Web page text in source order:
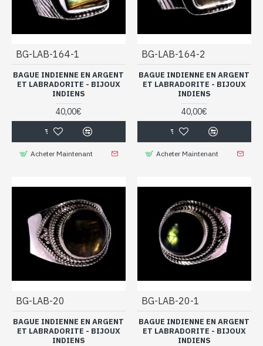
BG-LAB-164-1
BAGUE INDIENNE EN ARGENT
ET LABRADORITE - BIJOUX
INDIENS
40,00€
Acheter Maintenant
BG-LAB-164-2
BAGUE INDIENNE EN ARGENT
ET LABRADORITE - BIJOUX
INDIENS
40,00€
Acheter Maintenant
BG-LAB-20
BAGUE INDIENNE EN ARGENT
ET LABRADORITE - BIJOUX
INDIENS
BG-LAB-20-1
BAGUE INDIENNE EN ARGENT
ET LABRADORITE - BIJOUX
INDIENS